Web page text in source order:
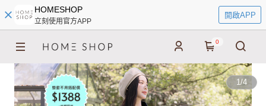
HOMESHOP
立刻使用官方APP
開啟APP
0
1/4